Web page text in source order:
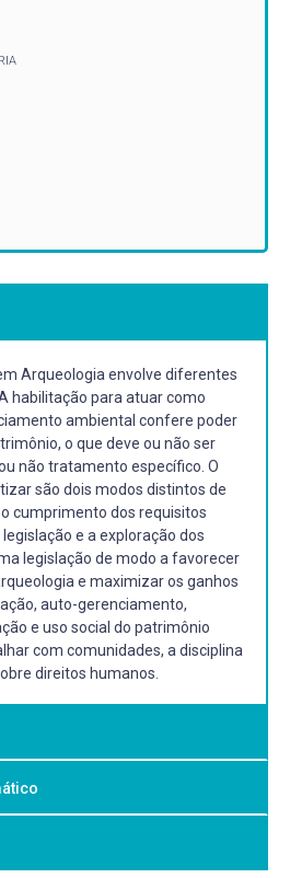
Arqueologia envolve diferentes
habilitação para atuar como
ambiental confere poder
o que deve ou não ser
não tratamento específico. O
são dois modos distintos de
cumprimento dos requisitos
e a exploração dos
legislação de modo a favorecer
e maximizar os ganhos
auto-gerenciamento,
e uso social do patrimônio
com comunidades, a disciplina
direitos humanos.
atuação de profissionais em